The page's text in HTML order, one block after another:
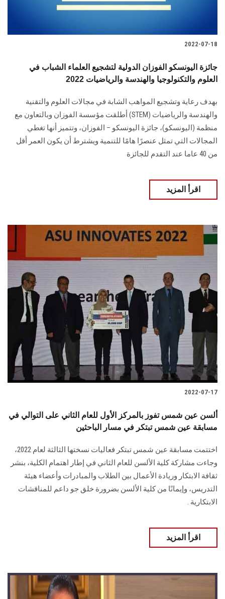
2022-07-18
جائزة اليونسكو الفوزان الدولية لتشجيع العلماء الشباب في
العلوم والتكنولوجيا والهندسة والرياضيات 2022
بهدف رعاية وتشجيع المواهب الشابة في مجالات العلوم والتقنية
والهندسة والرياضيات (STEM) أطلقت مؤسسة الفوزان وبالتعاون مع
منظمة (اليونسكو)، جائزة اليونسكو – الفوزان، وتتميز أنها تغطي
المجالات التي تمثل عنصرًا هامًا للتنمية ويشترط أن يكون العمر أقل
من 40 عاما عند التقدم للجائزة
اقرأ المزيد
2022-07-17
ألسن عين شمس تفوز بالمركز الأول للعام الثاني على التوالي في
مسابقة عين شمس تبتكر في مسار الباحثين
اختتمت مسابقة عين شمس تبتكر فعاليات نسختها الثالثة لعام 2022،
وجاءت مشاركة كلية الألسن للعام الثاني في إطار اهتمام الكلية، بنشر
ثقافة الابتكار وريادة الأعمال بين الطلاب والمبادرات وأعضاء هيئة
التدريس، وإيمانًا من كلية الألسن بضرورة خلق جو داعم للمناقشات
الابتكارية .
اقرأ المزيد